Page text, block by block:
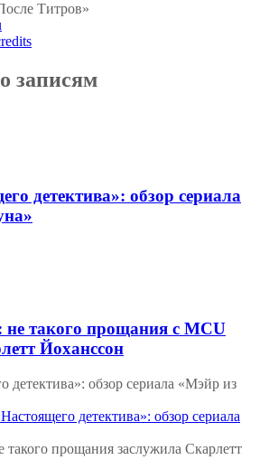
Титров»
записям
детектива»: обзор сериала
не такого прощания с MCU
Йоханссон
детектива»: обзор сериала